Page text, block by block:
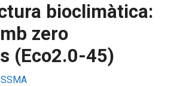
bioclimàtica:
zero
(Eco2.0-45)